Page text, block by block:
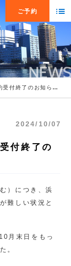
ご予約
【浅草～浜離宮庭園間 予約受付終了のお知らせ】
2024/10/07
付終了の
）につき、浜
難しい状況と
月末日をもっ
。